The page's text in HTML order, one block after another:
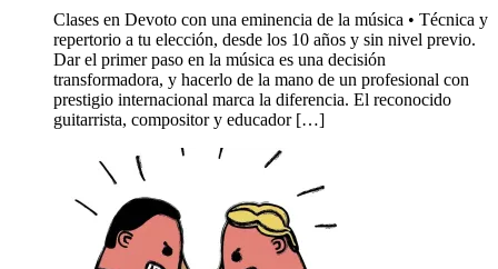
Clases en Devoto con una eminencia de la música • Técnica y
repertorio a tu elección, desde los 10 años y sin nivel previo.
Dar el primer paso en la música es una decisión
transformadora, y hacerlo de la mano de un profesional con
prestigio internacional marca la diferencia. El reconocido
guitarrista, compositor y educador […]